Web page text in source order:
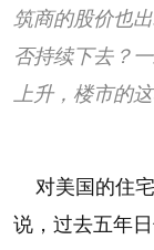
筑商的股价也
否持续下去？
上升，楼市的
对美国的住
说，过去五年